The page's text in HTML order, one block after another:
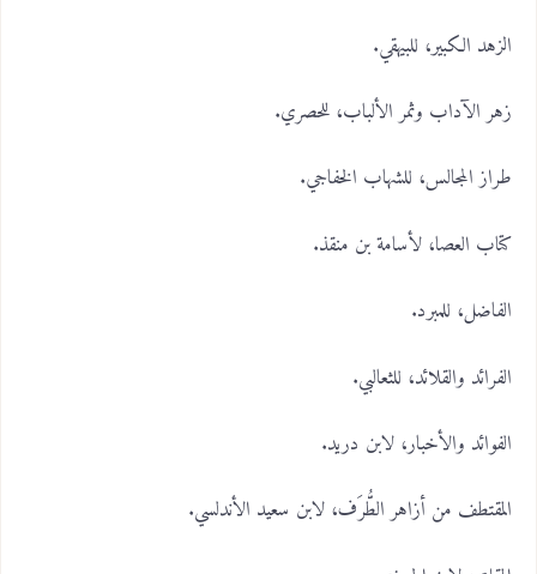
الزهد الكبير، للبيهقي.
زهر الآداب وثمر الألباب، للحصري.
طراز المجالس، للشهاب الخفاجي.
كتاب العصا، لأسامة بن منقذ.
الفاضل، للمبرد.
الفرائد والقلائد، للثعالبي.
الفوائد والأخبار، لابن دريد.
المقتطف من أزاهر الطُّرَف، لابن سعيد الأندلسي.